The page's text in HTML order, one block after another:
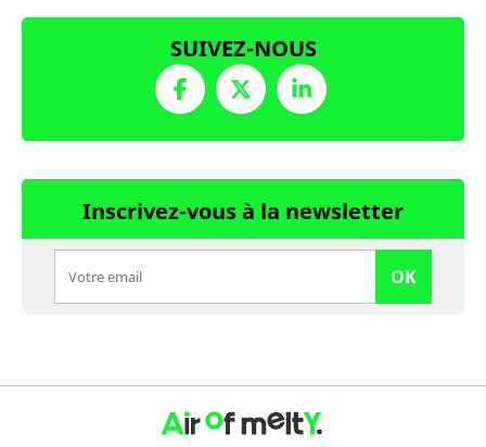
SUIVEZ-NOUS
Inscrivez-vous à la newsletter
OK